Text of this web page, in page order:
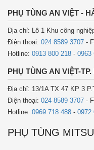
PHỤ TÙNG AN VIỆT -
Địa chỉ: Lô 1 Khu công
Điện thoại: 024 8589 3707 -
Hotline: 0913 800 218 - 0963
PHỤ TÙNG AN VIỆT-
Địa chỉ: 13/1A TX 47 KP 3
Điện thoại: 024 8589 3707 -
Hotline: 0969 718 488 -
PHỤ TÙNG